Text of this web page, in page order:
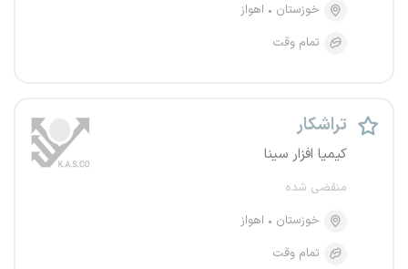
خوزستان
اهواز
تمام وقت
تراشکار
کیمیا افزار سینا
منقضی شده
خوزستان
اهواز
تمام وقت